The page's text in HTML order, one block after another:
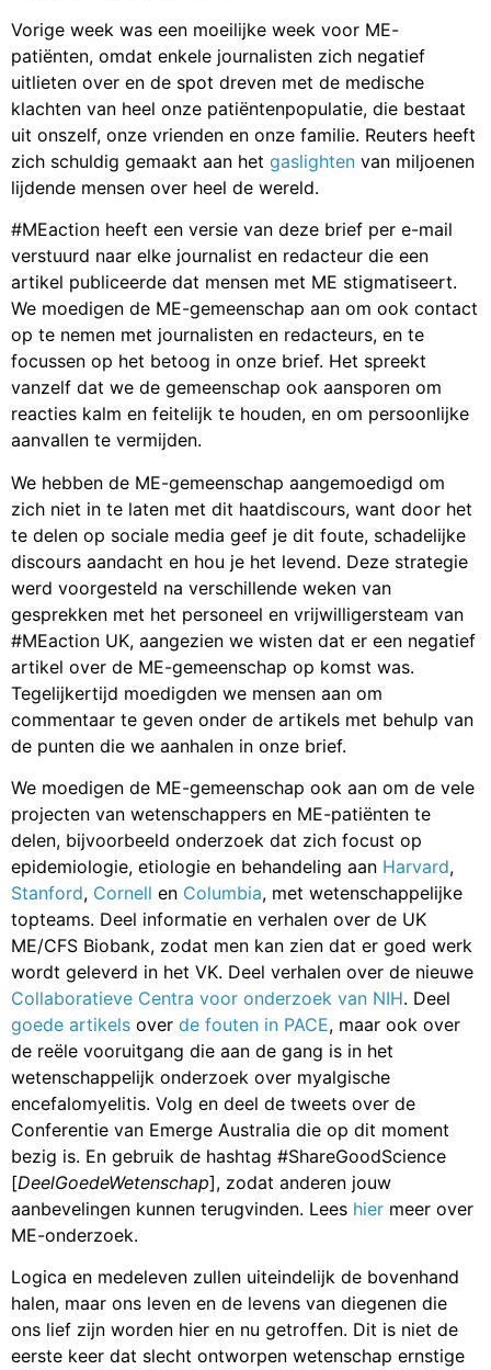
Vorige week was een moeilijke week voor ME-
patiënten, omdat enkele journalisten zich negatief
uitlieten over en de spot dreven met de medische
klachten van heel onze patiëntenpopulatie, die bestaat
uit onszelf, onze vrienden en onze familie. Reuters heeft
zich schuldig gemaakt aan het gaslighten van miljoenen
lijdende mensen over heel de wereld.
#MEaction heeft een versie van deze brief per e-mail
verstuurd naar elke journalist en redacteur die een
artikel publiceerde dat mensen met ME stigmatiseert.
We moedigen de ME-gemeenschap aan om ook contact
op te nemen met journalisten en redacteurs, en te
focussen op het betoog in onze brief. Het spreekt
vanzelf dat we de gemeenschap ook aansporen om
reacties kalm en feitelijk te houden, en om persoonlijke
aanvallen te vermijden.
We hebben de ME-gemeenschap aangemoedigd om
zich niet in te laten met dit haatdiscours, want door het
te delen op sociale media geef je dit foute, schadelijke
discours aandacht en hou je het levend. Deze strategie
werd voorgesteld na verschillende weken van
gesprekken met het personeel en vrijwilligersteam van
#MEaction UK, aangezien we wisten dat er een negatief
artikel over de ME-gemeenschap op komst was.
Tegelijkertijd moedigden we mensen aan om
commentaar te geven onder de artikels met behulp van
de punten die we aanhalen in onze brief.
We moedigen de ME-gemeenschap ook aan om de vele
projecten van wetenschappers en ME-patiënten te
delen, bijvoorbeeld onderzoek dat zich focust op
epidemiologie, etiologie en behandeling aan Harvard,
Stanford, Cornell en Columbia, met wetenschappelijke
topteams. Deel informatie en verhalen over de UK
ME/CFS Biobank, zodat men kan zien dat er goed werk
wordt geleverd in het VK. Deel verhalen over de nieuwe
Collaboratieve Centra voor onderzoek van NIH. Deel
goede artikels over de fouten in PACE, maar ook over
de reële vooruitgang die aan de gang is in het
wetenschappelijk onderzoek over myalgische
encefalomyelitis. Volg en deel de tweets over de
Conferentie van Emerge Australia die op dit moment
bezig is. En gebruik de hashtag #ShareGoodScience
[DeelGoedeWetenschap], zodat anderen jouw
aanbevelingen kunnen terugvinden. Lees hier meer over
ME-onderzoek.
Logica en medeleven zullen uiteindelijk de bovenhand
halen, maar ons leven en de levens van diegenen die
ons lief zijn worden hier en nu getroffen. Dit is niet de
eerste keer dat slecht ontworpen wetenschap ernstige